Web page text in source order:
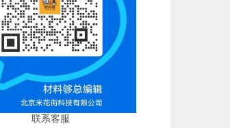
联系客服